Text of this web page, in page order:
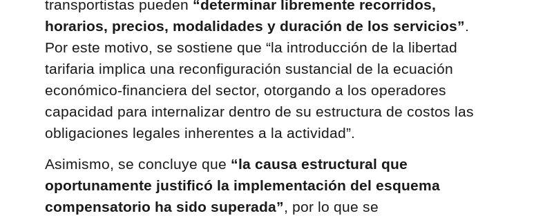
transportistas pueden “determinar libremente recorridos,
horarios, precios, modalidades y duración de los servicios”.
Por este motivo, se sostiene que “la introducción de la libertad
tarifaria implica una reconfiguración sustancial de la ecuación
económico-financiera del sector, otorgando a los operadores
capacidad para internalizar dentro de su estructura de costos las
obligaciones legales inherentes a la actividad”.
Asimismo, se concluye que “la causa estructural que
oportunamente justificó la implementación del esquema
compensatorio ha sido superada”, por lo que se